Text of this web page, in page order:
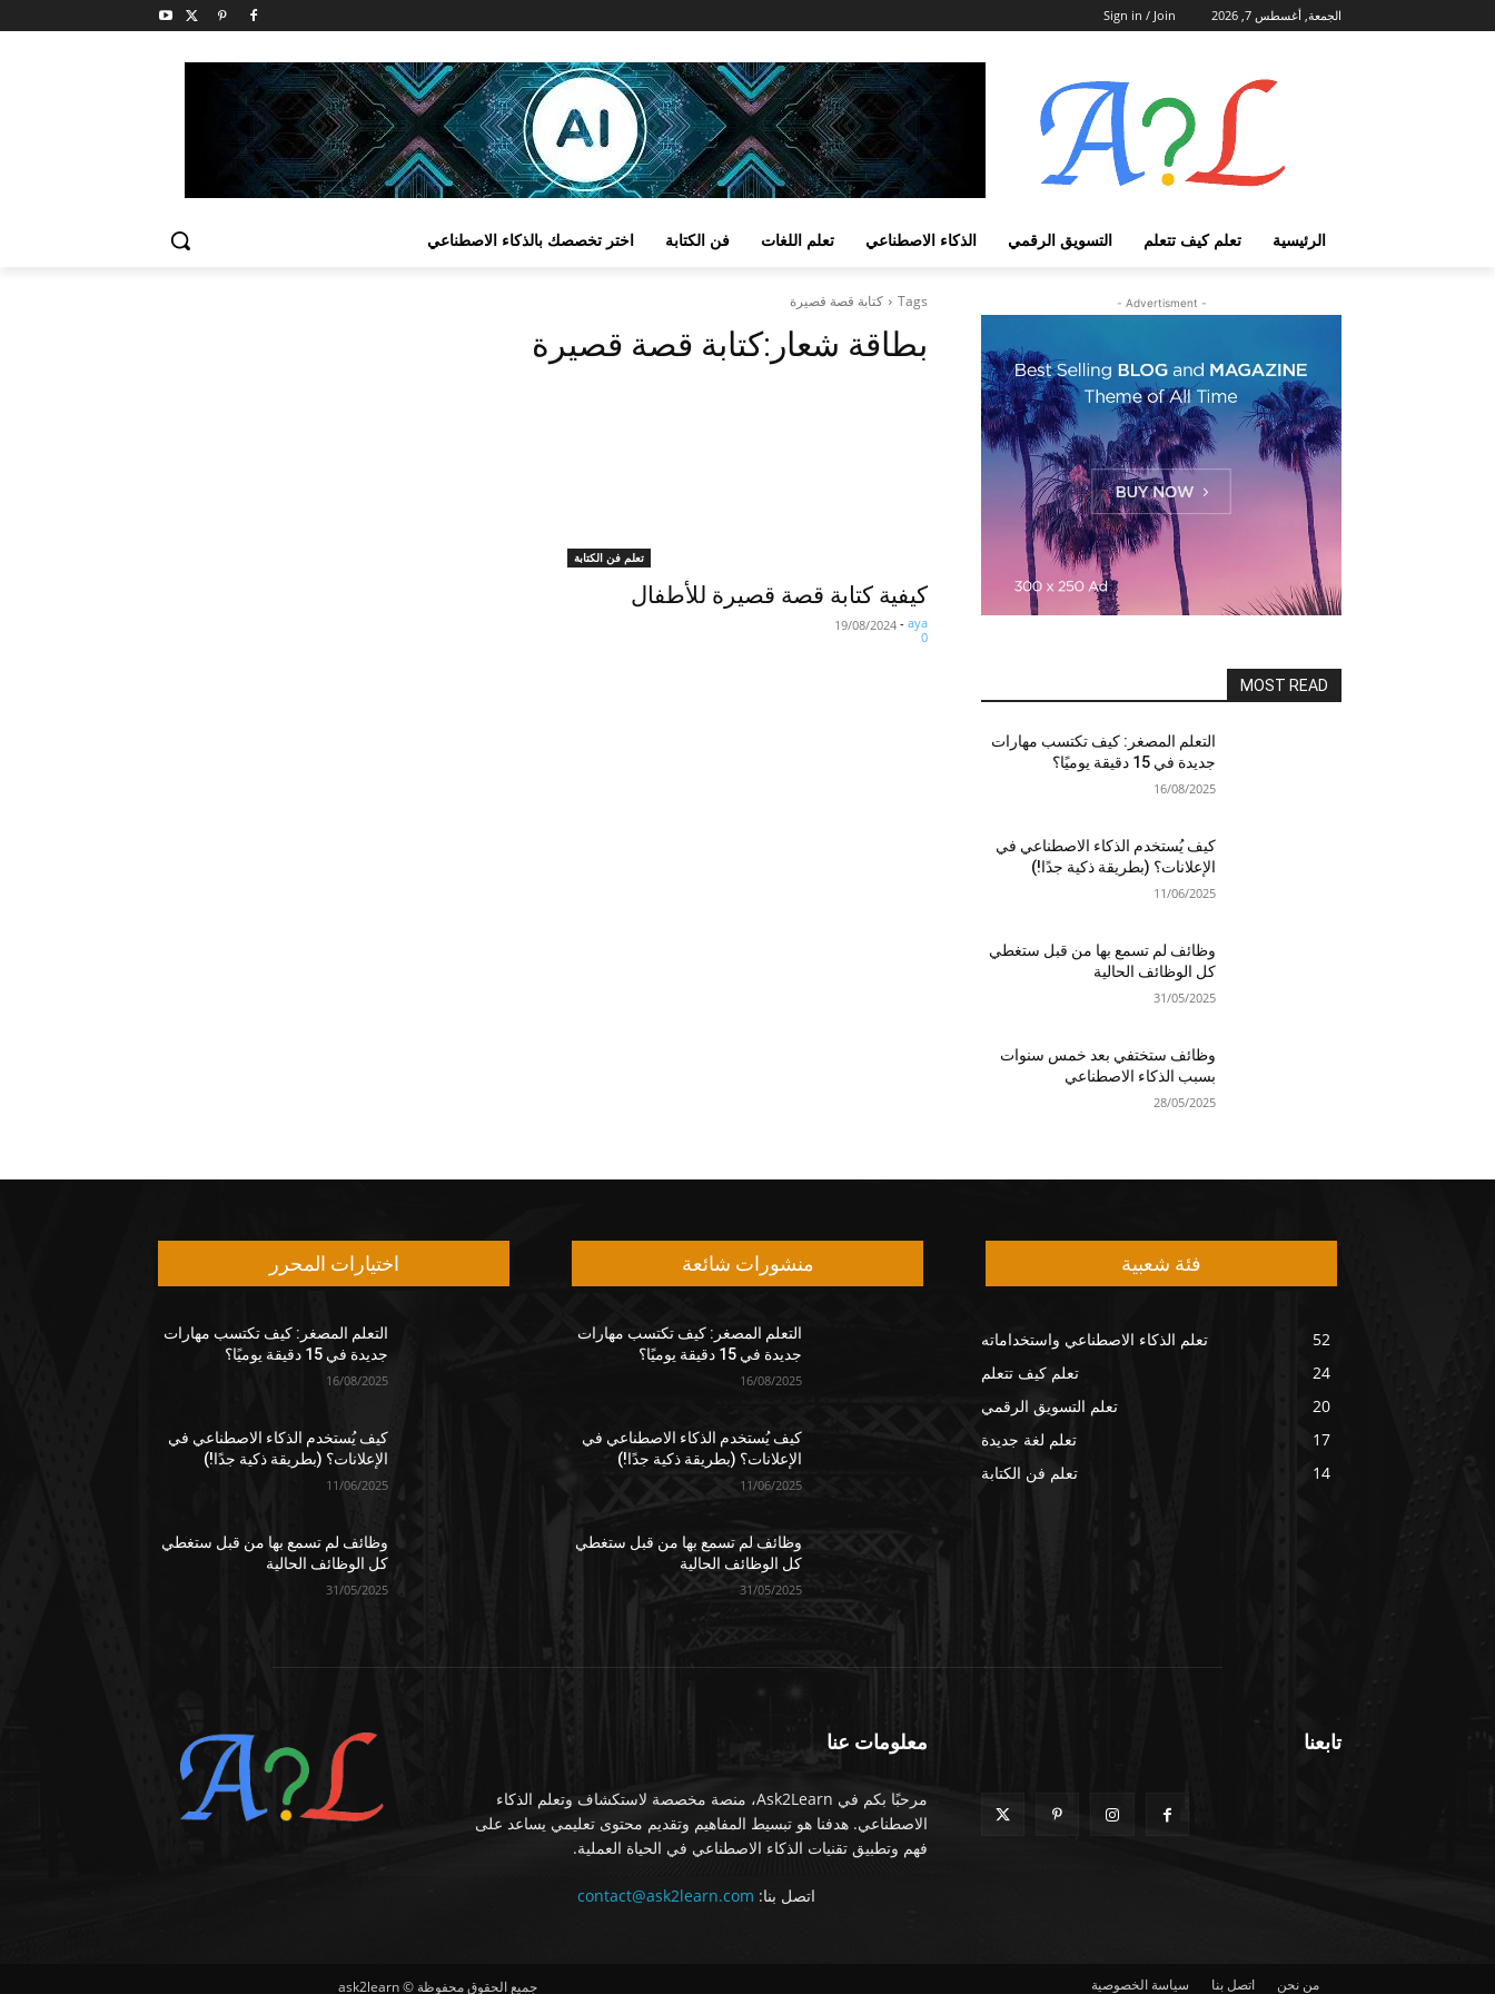
الجمعة, أغسطس 7, 2026 Sign in / Join
الرئيسية تعلم كيف تتعلم التسويق الرقمي الذكاء الاصطناعي تعلم اللغات فن الكتابة اختر تخصصك بالذكاء الاصطناعي
Tags كتابة قصة قصيرة
بطاقة شعار:كتابة قصة قصيرة
تعلم فن الكتابة
كيفية كتابة قصة قصيرة للأطفال
aya
-
19/08/2024
0
- Advertisment -
MOST READ
التعلم المصغر: كيف تكتسب مهارات
جديدة في 15 دقيقة يوميًا؟
16/08/2025
كيف يُستخدم الذكاء الاصطناعي في
الإعلانات؟ (بطريقة ذكية جدًا!)
11/06/2025
وظائف لم تسمع بها من قبل ستغطي
كل الوظائف الحالية
31/05/2025
وظائف ستختفي بعد خمس سنوات
بسبب الذكاء الاصطناعي
28/05/2025
اختيارات المحرر
التعلم المصغر: كيف تكتسب مهارات
جديدة في 15 دقيقة يوميًا؟
16/08/2025
كيف يُستخدم الذكاء الاصطناعي في
الإعلانات؟ (بطريقة ذكية جدًا!)
11/06/2025
وظائف لم تسمع بها من قبل ستغطي
كل الوظائف الحالية
31/05/2025
منشورات شائعة
التعلم المصغر: كيف تكتسب مهارات
جديدة في 15 دقيقة يوميًا؟
16/08/2025
كيف يُستخدم الذكاء الاصطناعي في
الإعلانات؟ (بطريقة ذكية جدًا!)
11/06/2025
وظائف لم تسمع بها من قبل ستغطي
كل الوظائف الحالية
31/05/2025
فئة شعبية
تعلم الذكاء الاصطناعي واستخداماته
52
تعلم كيف تتعلم
24
تعلم التسويق الرقمي
20
تعلم لغة جديدة
17
تعلم فن الكتابة
14
معلومات عنا
مرحبًا بكم في Ask2Learn، منصة مخصصة لاستكشاف وتعلم الذكاء
الاصطناعي. هدفنا هو تبسيط المفاهيم وتقديم محتوى تعليمي يساعد على
فهم وتطبيق تقنيات الذكاء الاصطناعي في الحياة العملية.
اتصل بنا: contact@ask2learn.com
تابعنا
جميع الحقوق محفوظة © ask2learn من نحن اتصل بنا سياسة الخصوصية